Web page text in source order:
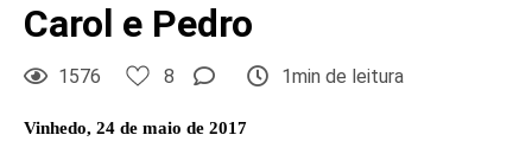
Carol e Pedro
1576 8 1min de leitura
Vinhedo, 24 de maio de 2017